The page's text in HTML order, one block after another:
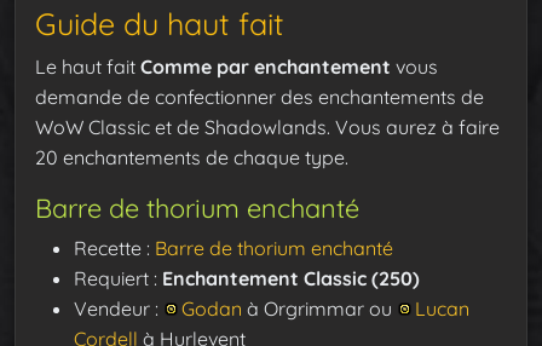
Guide du haut fait
Le haut fait Comme par enchantement vous
demande de confectionner des enchantements de
WoW Classic et de Shadowlands. Vous aurez à faire
20 enchantements de chaque type.
Barre de thorium enchanté
Recette : Barre de thorium enchanté
Requiert : Enchantement Classic (250)
Vendeur :
Godan à Orgrimmar ou
Lucan
Cordell à Hurlevent